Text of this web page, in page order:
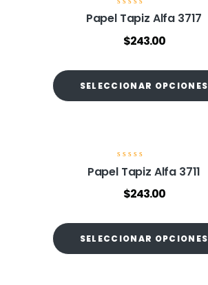
V
d
o
e
n
Papel Tapiz Alfa 3717
$243.00
SELECCIONAR OPCIONES
V
a
d
o
e
n
Papel Tapiz Alfa 3711
$243.00
SELECCIONAR OPCIONES